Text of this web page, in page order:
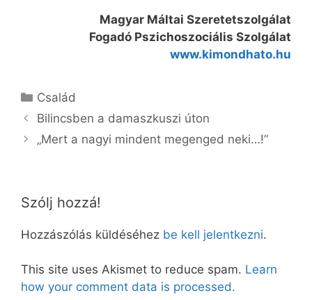
Magyar Máltai Szeretetszolgálat
Fogadó Pszichoszociális Szolgálat
www.kimondhato.hu
Kategória
Család
Bilincsben a damaszkuszi úton
„Mert a nagyi mindent megenged neki…!”
Szólj hozzá!
Hozzászólás küldéséhez be kell jelentkezni.
This site uses Akismet to reduce spam. Learn
how your comment data is processed.